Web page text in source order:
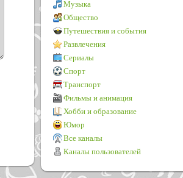
Музыка
Общество
Путешествия и события
Развлечения
Сериалы
Спорт
Транспорт
Фильмы и анимация
Хобби и образование
Юмор
Все каналы
Каналы пользователей